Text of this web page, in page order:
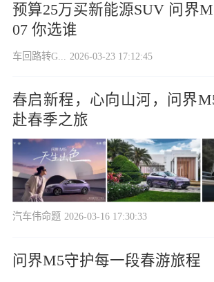
预算25万买新能源SUV 问界
07 你选谁
车回路转G... 2026-03-23 17:12:45
春启新程，心向山河，问界
赴春季之旅
汽车伟命题 2026-03-16 17:30:33
问界M5守护每一段春游旅程